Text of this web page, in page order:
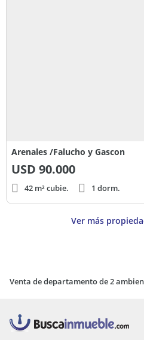
Arenales /Falucho y Gascon
USD 90.000
42 m² cubie. 1 dorm.
Ver más